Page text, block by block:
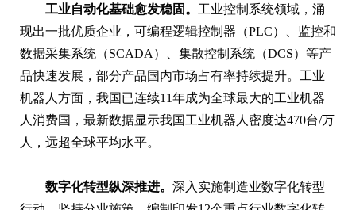
工业自动化基础愈发稳固。 工业控制系统领域，涌
现出一批优质企业，可编程逻辑控制器（PLC）、监控和
数据采集系统（SCADA）、集散控制系统（DCS）等产
品快速发展，部分产品国内市场占有率持续提升。工业
机器人方面，我国已连续11年成为全球最大的工业机器
人消费国，最新数据显示我国工业机器人密度达470台/万
人，远超全球平均水平。
数字化转型纵深推进。 深入实施制造业数字化转型